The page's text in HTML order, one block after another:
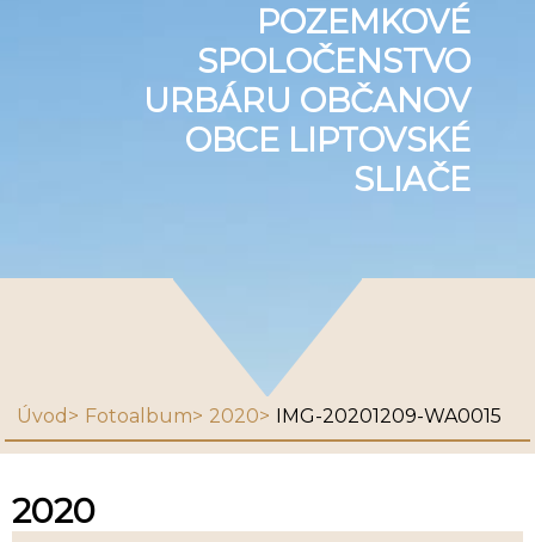
POZEMKOVÉ
SPOLOČENSTVO
URBÁRU OBČANOV
OBCE LIPTOVSKÉ
SLIAČE
Úvod Fotoalbum 2020 IMG-20201209-WA0015
2020